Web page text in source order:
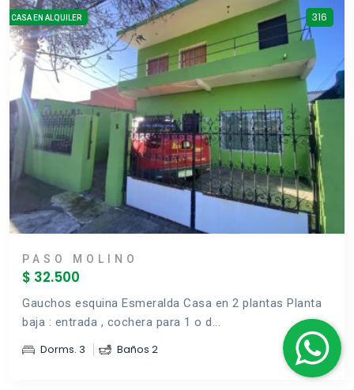
CASA EN ALQUILER 316
PASO MOLINO
$ 32.500
Gauchos esquina Esmeralda Casa en 2 plantas Planta
baja : entrada , cochera para 1 o d...
Dorms. 3 Baños 2